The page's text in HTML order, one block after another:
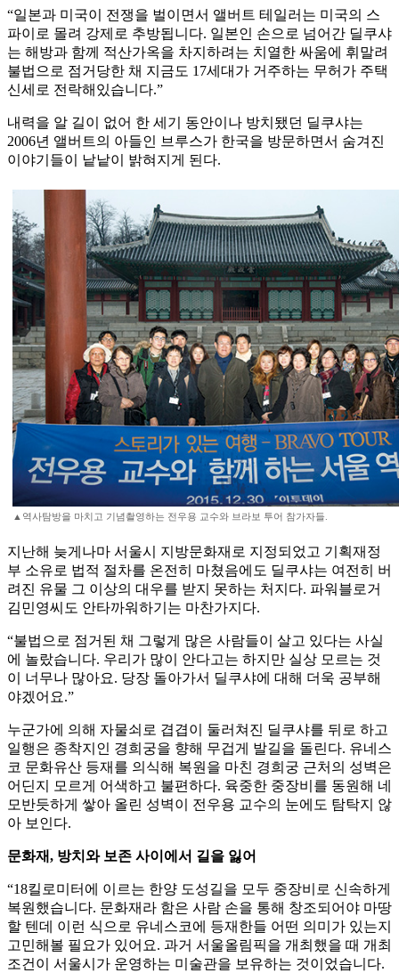
“일본과 미국이 전쟁을 벌이면서 앨버트 테일러는 미국의 스
파이로 몰려 강제로 추방됩니다. 일본인 손으로 넘어간 딜쿠샤
는 해방과 함께 적산가옥을 차지하려는 치열한 싸움에 휘말려
불법으로 점거당한 채 지금도 17세대가 거주하는 무허가 주택
신세로 전락해있습니다.”
내력을 알 길이 없어 한 세기 동안이나 방치됐던 딜쿠샤는
2006년 앨버트의 아들인 브루스가 한국을 방문하면서 숨겨진
이야기들이 낱낱이 밝혀지게 된다.
▲역사탐방을 마치고 기념촬영하는 전우용 교수와 브라보 투어 참가자들.
지난해 늦게나마 서울시 지방문화재로 지정되었고 기획재정
부 소유로 법적 절차를 온전히 마쳤음에도 딜쿠샤는 여전히 버
려진 유물 그 이상의 대우를 받지 못하는 처지다. 파워블로거
김민영씨도 안타까워하기는 마찬가지다.
“불법으로 점거된 채 그렇게 많은 사람들이 살고 있다는 사실
에 놀랐습니다. 우리가 많이 안다고는 하지만 실상 모르는 것
이 너무나 많아요. 당장 돌아가서 딜쿠샤에 대해 더욱 공부해
야겠어요.”
누군가에 의해 자물쇠로 겹겹이 둘러쳐진 딜쿠샤를 뒤로 하고
일행은 종착지인 경희궁을 향해 무겁게 발길을 돌린다. 유네스
코 문화유산 등재를 의식해 복원을 마친 경희궁 근처의 성벽은
어딘지 모르게 어색하고 불편하다. 육중한 중장비를 동원해 네
모반듯하게 쌓아 올린 성벽이 전우용 교수의 눈에도 탐탁지 않
아 보인다.
문화재, 방치와 보존 사이에서 길을 잃어
“18킬로미터에 이르는 한양 도성길을 모두 중장비로 신속하게
복원했습니다. 문화재라 함은 사람 손을 통해 창조되어야 마땅
할 텐데 이런 식으로 유네스코에 등재한들 어떤 의미가 있는지
고민해볼 필요가 있어요. 과거 서울올림픽을 개최했을 때 개최
조건이 서울시가 운영하는 미술관을 보유하는 것이었습니다.